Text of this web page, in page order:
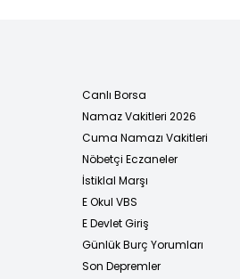
Canlı Borsa
Namaz Vakitleri 2026
Cuma Namazı Vakitleri
Nöbetçi Eczaneler
İstiklal Marşı
E Okul VBS
E Devlet Giriş
Günlük Burç Yorumları
Son Depremler